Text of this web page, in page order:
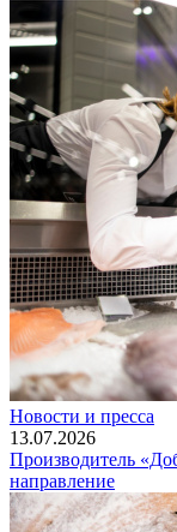
Новости и пресса
13.07.2026
Производитель
направление